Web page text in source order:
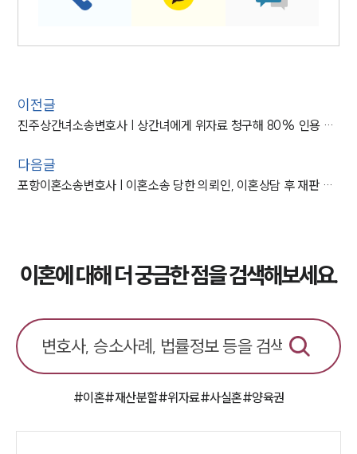
이전글
진주상간녀소송변호사 | 상간녀에게 위자료 청구해 80% 인용 받은 상간녀소송변호사
다음글
포항이혼소송변호사 | 이혼소송 당한 의뢰인, 이혼상담 후 재판 도와 상대 청구 기각
이혼에 대해 더 궁금한 점을 검색해보세요.
#이혼#재산분할#위자료#사실혼#양육권